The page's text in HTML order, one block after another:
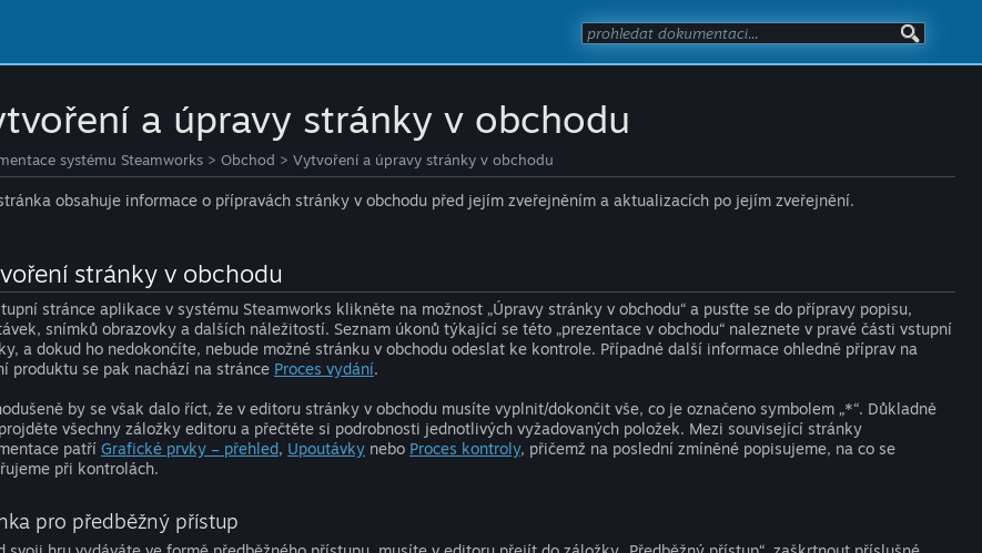
a úpravy stránky v obchodu
systému Steamworks > Obchod > Vytvoření a úpravy stránky v obchodu
obsahuje informace o přípravách stránky v obchodu před jejím zveřejněním a aktualizacích po jejím zveřejnění.
stránky v obchodu
stránce aplikace v systému Steamworks klikněte na možnost „Úpravy stránky v obchodu“ a pusťte se do přípravy popisu,
snímků obrazovky a dalších náležitostí. Seznam úkonů týkající se této „prezentace v obchodu“ naleznete v pravé části vstupní
a dokud ho nedokončíte, nebude možné stránku v obchodu odeslat ke kontrole. Případné další informace ohledně příprav na
produktu se pak nachází na stránce Proces vydání.
by se však dalo říct, že v editoru stránky v obchodu musíte vyplnit/dokončit vše, co je označeno symbolem „*“. Důkladně
všechny záložky editoru a přečtěte si podrobnosti jednotlivých vyžadovaných položek. Mezi související stránky
patří Grafické prvky – přehled, Upoutávky nebo Proces kontroly, přičemž na poslední zmíněné popisujeme, na co se
při kontrolách.
pro předběžný přístup